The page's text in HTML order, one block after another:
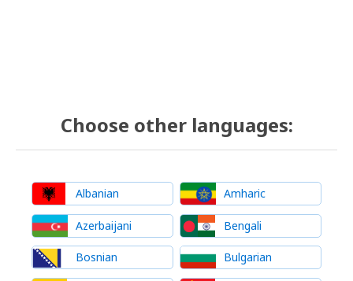
Choose other languages:
Albanian Amharic
Azerbaijani Bengali
Bosnian Bulgarian